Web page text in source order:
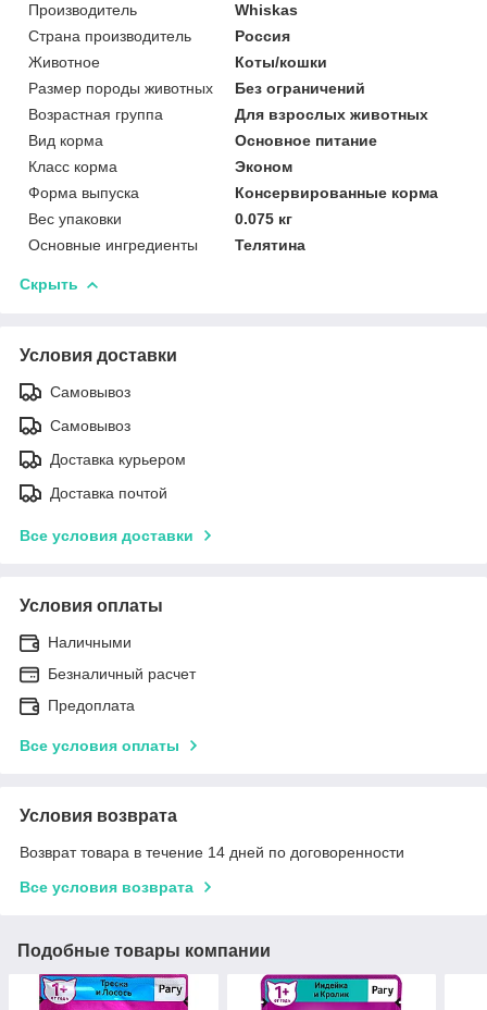
Производитель
Whiskas
Страна производитель
Россия
Животное
Коты/кошки
Размер породы животных
Без ограничений
Возрастная группа
Для взрослых животных
Вид корма
Основное питание
Класс корма
Эконом
Форма выпуска
Консервированные корма
Вес упаковки
0.075 кг
Основные ингредиенты
Телятина
Скрыть
Условия доставки
Самовывоз
Самовывоз
Доставка курьером
Доставка почтой
Все условия доставки
Условия оплаты
Наличными
Безналичный расчет
Предоплата
Все условия оплаты
Условия возврата
Возврат товара в течение 14 дней по договоренности
Все условия возврата
Подобные товары компании